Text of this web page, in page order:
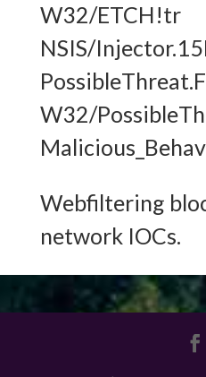
W32/ETCH!tr
NSIS/
W32/
Webfiltering
network IOCs.